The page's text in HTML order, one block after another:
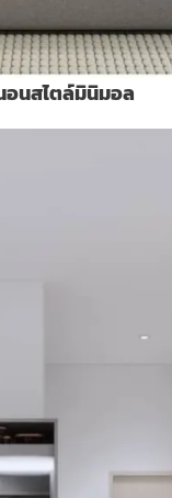
นสไตล์มินิมอล